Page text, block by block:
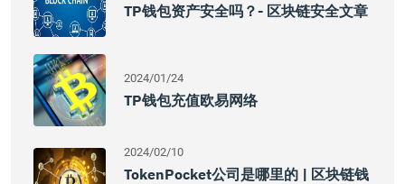
TP钱包资产安全吗？- 区块链安全文章
2024/01/24
TP钱包充值欧易网络
2024/02/10
TokenPocket公司是哪里的 | 区块链钱